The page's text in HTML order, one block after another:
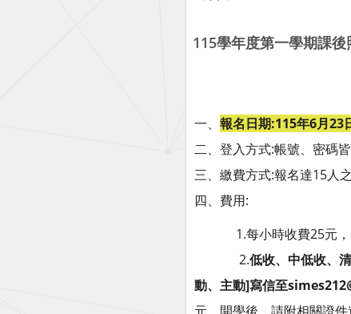
115學年度第一學期課後
一、 報名日期:115年6月23
二、登入方式:帳號、密碼
三、繳費方式:報名達15人
四、費用:
1.每小時收費25元，各
2.低收、中低收、
動、主動]寫信至